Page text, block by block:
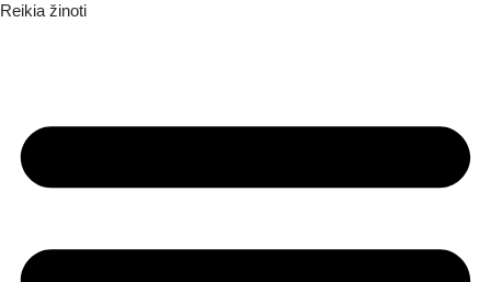
Reikia žinoti